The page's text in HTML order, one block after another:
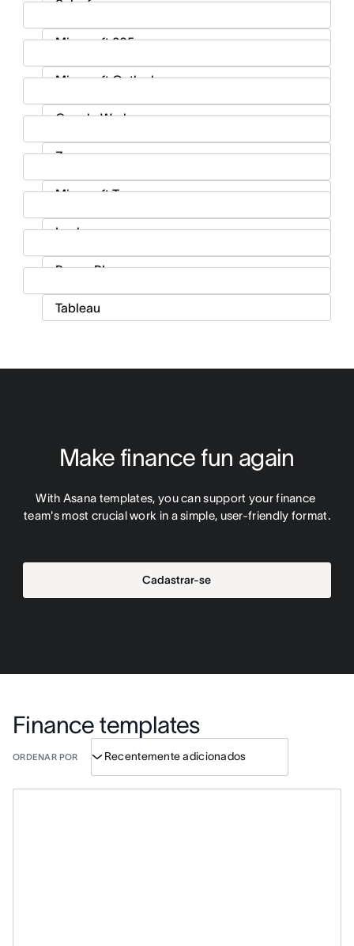
Make finance fun again
With Asana templates, you can support your finance
team's most crucial work in a simple, user-friendly format.
Cadastrar-se
Finance templates
ORDENAR POR